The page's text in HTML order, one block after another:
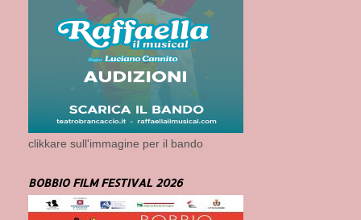
clikkare sull'immagine per il bando
BOBBIO FILM FESTIVAL 2026